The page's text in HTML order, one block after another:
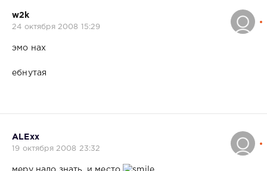
w2k
24 октября 2008 15:29
эмо нах
ебнутая
ALExx
19 октября 2008 23:32